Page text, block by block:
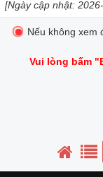
[Ngày cập nhật:
Nếu không xem
Vui lòng bấm